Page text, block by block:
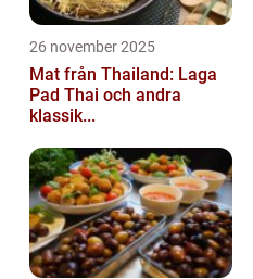
26 november 2025
Mat från Thailand: Laga
Pad Thai och andra
klassik...